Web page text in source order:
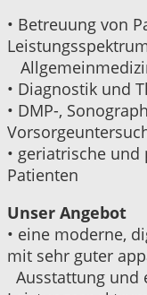
• Betreuung von
• Diagnostik und
• DMP-,
• geriatrische und
Patienten
Unser Angebot
• eine moderne,
mit sehr guter
Ausstattung und